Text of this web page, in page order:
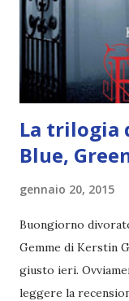
coprendoti gli
terrificante. Non
visto, l'ho sentito.
La trilogia
Blue,
gennaio 20, 2015
Buongiorno
Gemme di Kerstin
giusto ieri.
leggere la